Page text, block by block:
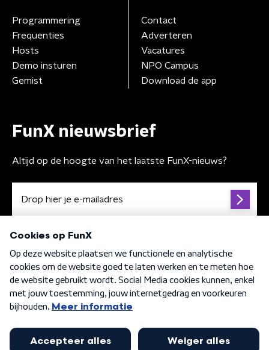
Programmering
Frequenties
Hosts
Demo insturen
Gemist
Contact
Adverteren
Vacatures
NPO Campus
Download de app
FunX nieuwsbrief
Altijd op de hoogte van het laatste FunX-nieuws?
Algemene voorwaarden Privacybeleid